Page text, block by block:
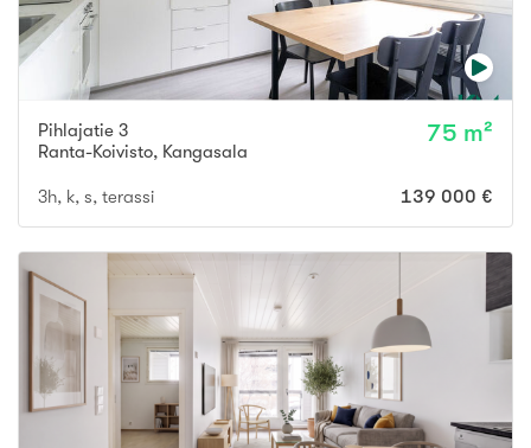
Pihlajatie 3
Ranta-Koivisto, Kangasala
75 m²
3h, k, s, terassi 139 000 €